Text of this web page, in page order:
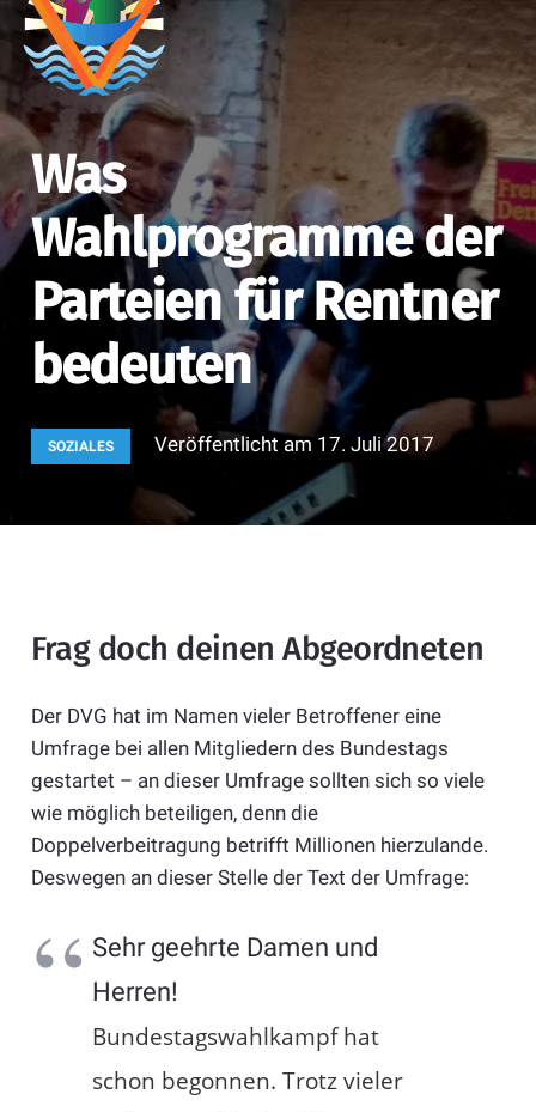
Was
Wahlprogramme der
Parteien für Rentner
bedeuten
SOZIALES Veröffentlicht am 17. Juli 2017
Frag doch deinen Abgeordneten
Der DVG hat im Namen vieler Betroffener eine
Umfrage bei allen Mitgliedern des Bundestags
gestartet – an dieser Umfrage sollten sich so viele
wie möglich beteiligen, denn die
Doppelverbeitragung betrifft Millionen hierzulande.
Deswegen an dieser Stelle der Text der Umfrage:
Sehr geehrte Damen und
Herren!
Bundestagswahlkampf hat
schon begonnen. Trotz vieler